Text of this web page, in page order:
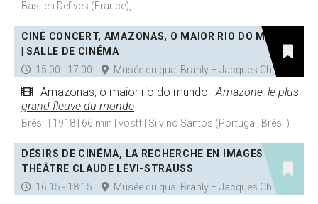
Bastien Defives (France),
CINÉ CONCERT, AMAZONAS, O MAIOR RIO DO MUNDO
| SALLE DE CINÉMA
15:00 - 17:00
Musée du quai Branly – Jacques Chirac
Amazonas, o maior rio do mundo |Amazone, le plus
grand fleuve du monde
Brésil | 1918 | 66 min | vostf | Silvino Santos (Portugal, Brésil)
DÉSIRS DE CINÉMA, LA RECHERCHE EN IMAGES |
THÉÂTRE CLAUDE LÉVI-STRAUSS
16:15 - 18:15
Musée du quai Branly – Jacques Chirac